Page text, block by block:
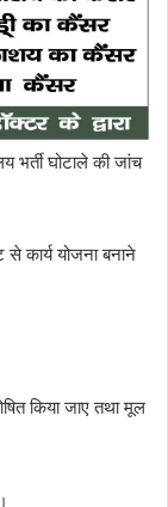
भर्ती घोटाले की जांच
कार्य योजना बनाने
किया जाए तथा मूल